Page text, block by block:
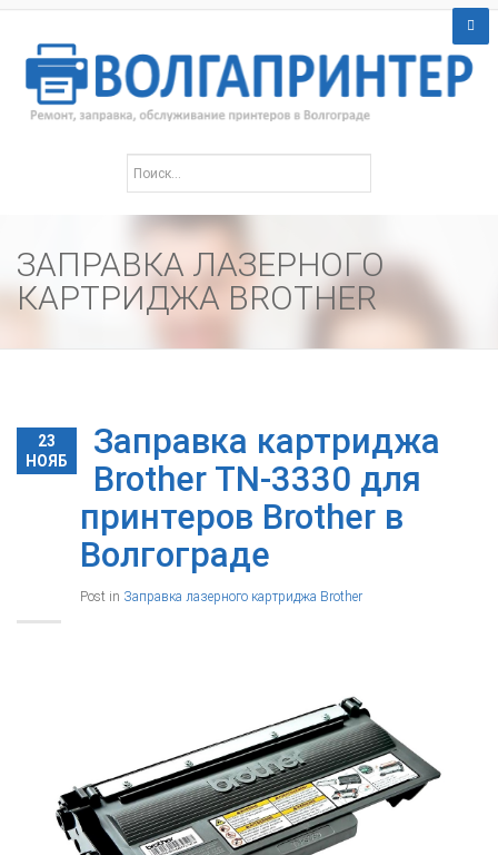
ЗАПРАВКА ЛАЗЕРНОГО
КАРТРИДЖА BROTHER
23
НОЯБ
Заправка картриджа
Brother TN-3330 для
принтеров Brother в
Волгограде
Post in Заправка лазерного картриджа Brother